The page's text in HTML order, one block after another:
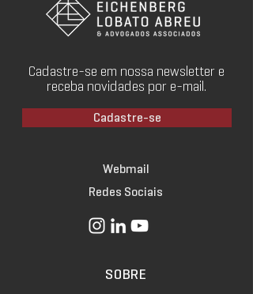
Cadastre-se em nossa newsletter e
receba novidades por e-mail.
Cadastre-se
Webmail
Redes Sociais
SOBRE